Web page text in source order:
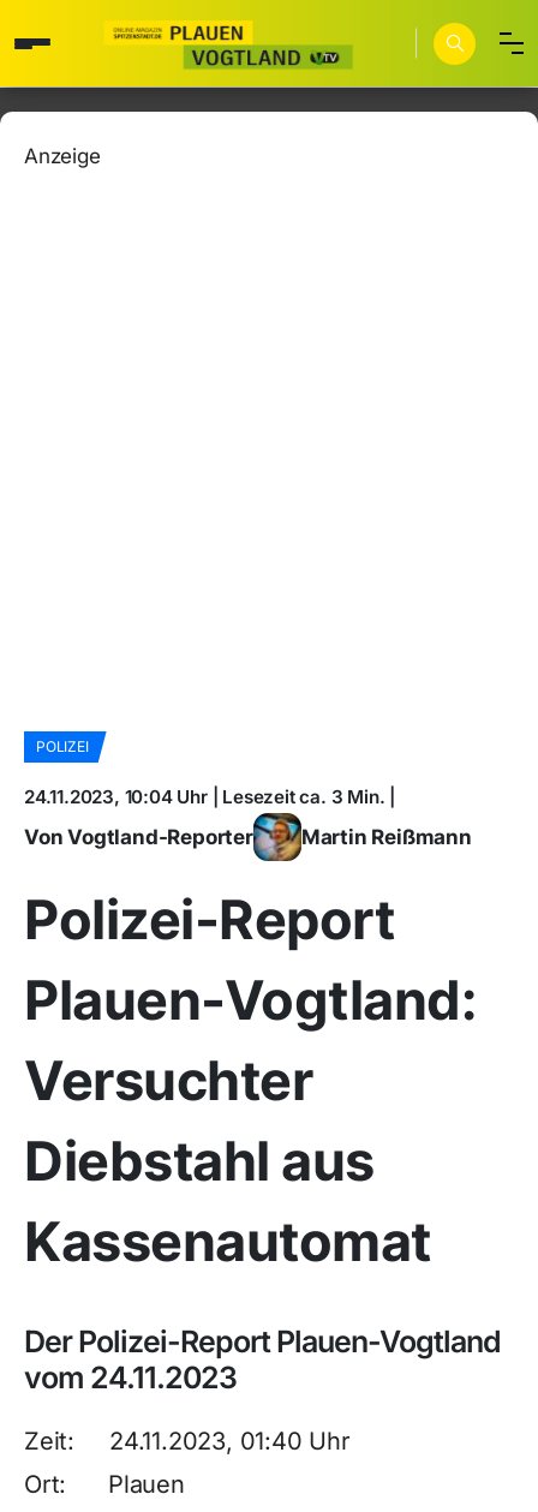
Anzeige
POLIZEI
24.11.2023, 10:04 Uhr | Lesezeit ca. 3 Min. |
Von Vogtland-Reporter Martin Reißmann
Polizei-Report
Plauen-Vogtland:
Versuchter
Diebstahl aus
Kassenautomat
Der Polizei-Report Plauen-Vogtland
vom 24.11.2023
Zeit: 24.11.2023, 01:40 Uhr
Ort: Plauen